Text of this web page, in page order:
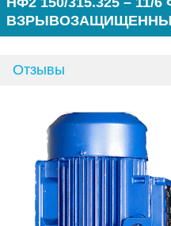
Отзывы